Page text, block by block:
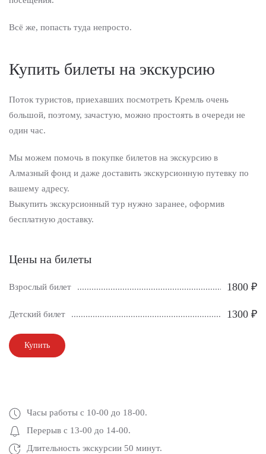
Всё же, попасть туда непросто.
Купить билеты на экскурсию
Поток туристов, приехавших посмотреть Кремль очень
большой, поэтому, зачастую, можно простоять в очереди не
один час.
Мы можем помочь в покупке билетов на экскурсию в
Алмазный фонд и даже доставить экскурсионную путевку по
вашему адресу.
Выкупить экскурсионный тур нужно заранее, оформив
бесплатную доставку.
Цены на билеты
Взрослый билет 1800 ₽
Детский билет 1300 ₽
Купить
Часы работы с 10-00 до 18-00.
Перерыв с 13-00 до 14-00.
Длительность экскурсии 50 минут.